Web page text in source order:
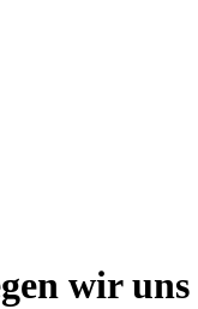
wir uns